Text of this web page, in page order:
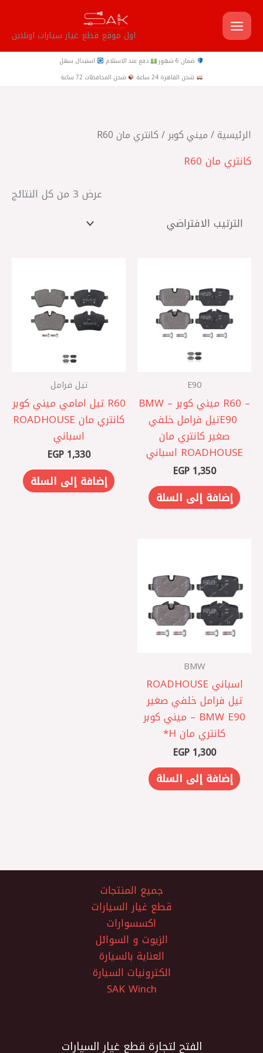
تخطي
إلى
المحتوى
اول موقع قطع غيار سيارات اونلاين
ضمان 6 شهور دفع عند الاستلام
استبدال سهل
شحن القاهرة 24 ساعة
شحن المحافظات 72 ساعة
الرئيسية/ ميني كوبر/ كانتري مان R60
كانتري مان R60
عرض ⁦3⁩ من كل النتائج
E90
– R60 ميني كوبر – BMW
E90 ‎تيل فرامل خلفي
صغير كانتري مان
ROADHOUSE اسباني
EGP1,350
إضافة إلى السلة
تيل فرامل
R60 تيل امامي ميني كوبر
كانتري مان ROADHOUSE
اسباني
EGP1,330
إضافة إلى السلة
BMW
اسباني ROADHOUSE
تيل فرامل خلفي صغير
BMW E90 – ميني كوبر
كانتري مان H*
EGP1,300
إضافة إلى السلة
جميع المنتجات
قطع غيار السيارات
اكسسوارات
الزيوت و السوائل
العناية بالسيارة
الكترونيات السيارة
SAK Winch
الفتح لتجارة قطع غيار السيارات